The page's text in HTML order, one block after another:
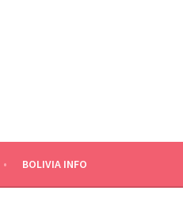
BOLIVIA INFO